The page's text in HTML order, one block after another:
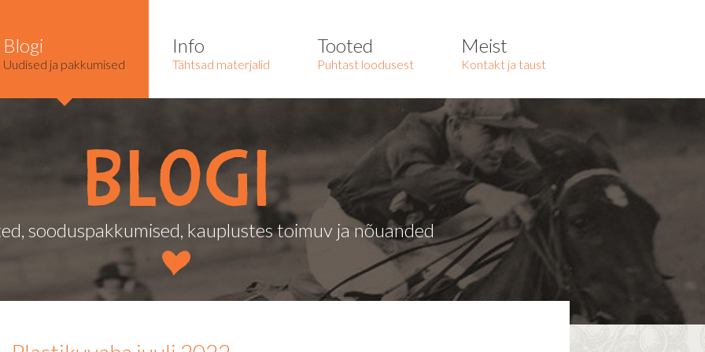
Blogi
Uudised ja pakkumised
Info
Tähtsad materjalid
Tooted
Puhtast loodusest
Meist
Kontakt ja taust
Blogi
sooduspakkumised, kauplustes toimuv ja nõuanded